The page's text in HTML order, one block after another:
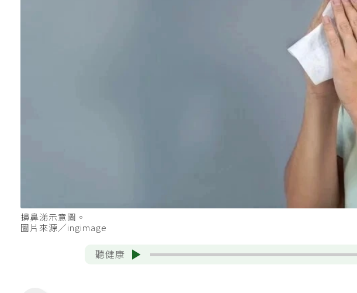
擤鼻涕示意圖。
圖片來源／ingimage
聽健康